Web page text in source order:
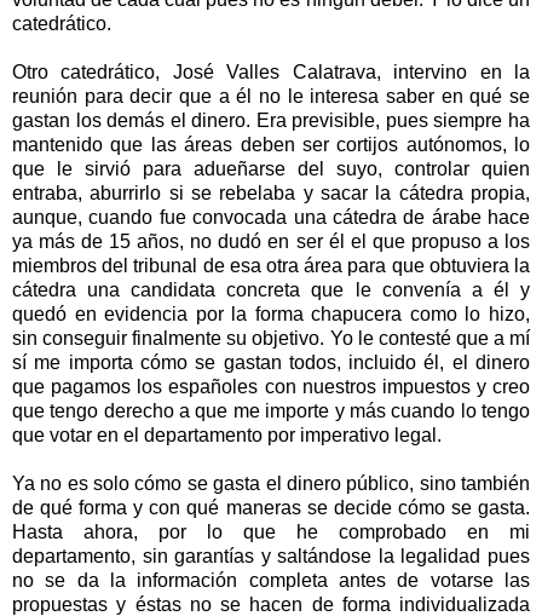
catedrático.
Otro catedrático, José Valles Calatrava, intervino en la
reunión para decir que a él no le interesa saber en qué se
gastan los demás el dinero. Era previsible, pues siempre ha
mantenido que las áreas deben ser cortijos autónomos, lo
que le sirvió para adueñarse del suyo, controlar quien
entraba, aburrirlo si se rebelaba y sacar la cátedra propia,
aunque, cuando fue convocada una cátedra de árabe hace
ya más de 15 años, no dudó en ser él el que propuso a los
miembros del tribunal de esa otra área para que obtuviera la
cátedra una candidata concreta que le convenía a él y
quedó en evidencia por la forma chapucera como lo hizo,
sin conseguir finalmente su objetivo. Yo le contesté que a mí
sí me importa cómo se gastan todos, incluido él, el dinero
que pagamos los españoles con nuestros impuestos y creo
que tengo derecho a que me importe y más cuando lo tengo
que votar en el departamento por imperativo legal.
Ya no es solo cómo se gasta el dinero público, sino también
de qué forma y con qué maneras se decide cómo se gasta.
Hasta ahora, por lo que he comprobado en mi
departamento, sin garantías y saltándose la legalidad pues
no se da la información completa antes de votarse las
propuestas y éstas no se hacen de forma individualizada